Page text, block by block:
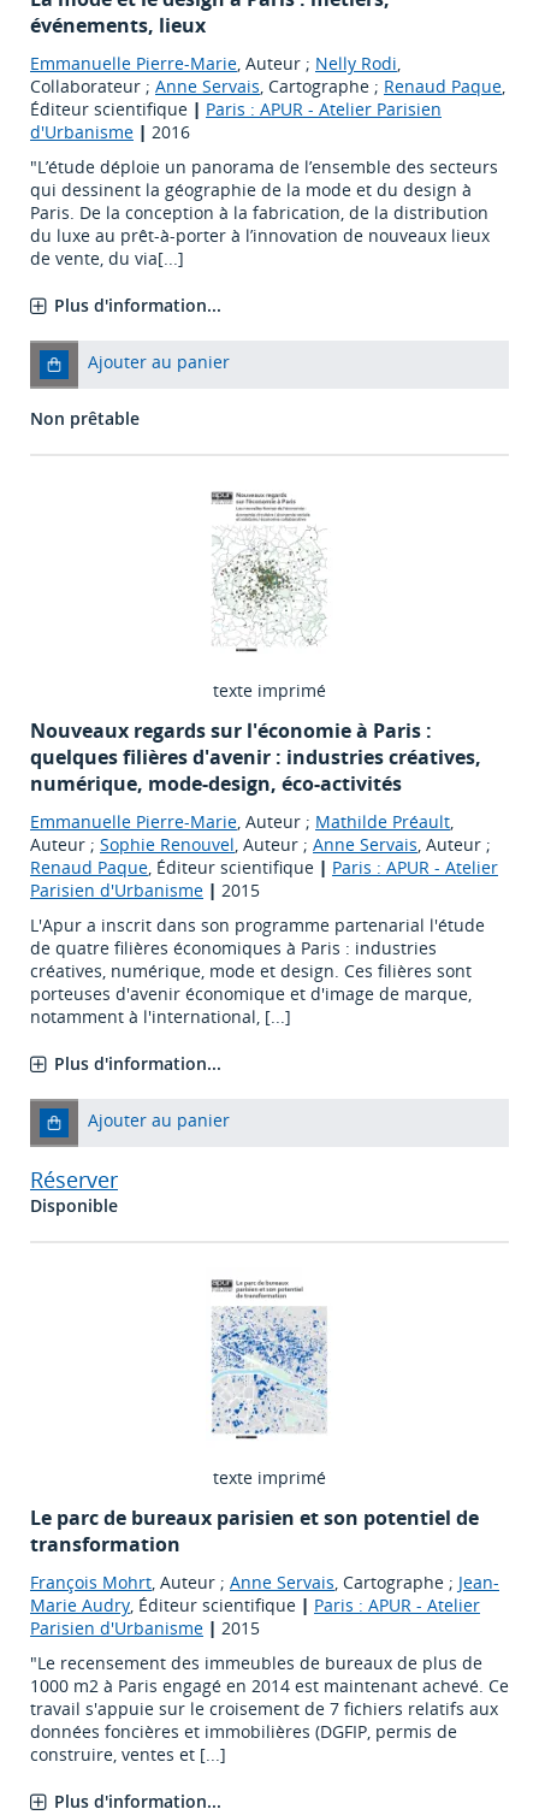
événements, lieux
Emmanuelle Pierre-Marie, Auteur ; Nelly Rodi,
Collaborateur ; Anne Servais, Cartographe ; Renaud Paque,
Éditeur scientifique | Paris : APUR - Atelier Parisien
d'Urbanisme | 2016
"L’étude déploie un panorama de l’ensemble des secteurs
qui dessinent la géographie de la mode et du design à
Paris. De la conception à la fabrication, de la distribution
du luxe au prêt-à-porter à l’innovation de nouveaux lieux
de vente, du via[...]
Plus d'information...
Ajouter au panier
Non prêtable
texte imprimé
Nouveaux regards sur l'économie à Paris :
quelques filières d'avenir : industries créatives,
numérique, mode-design, éco-activités
Emmanuelle Pierre-Marie, Auteur ; Mathilde Préault,
Auteur ; Sophie Renouvel, Auteur ; Anne Servais, Auteur ;
Renaud Paque, Éditeur scientifique | Paris : APUR - Atelier
Parisien d'Urbanisme | 2015
L'Apur a inscrit dans son programme partenarial l'étude
de quatre filières économiques à Paris : industries
créatives, numérique, mode et design. Ces filières sont
porteuses d'avenir économique et d'image de marque,
notamment à l'international, [...]
Plus d'information...
Ajouter au panier
Réserver
Disponible
texte imprimé
Le parc de bureaux parisien et son potentiel de
transformation
François Mohrt, Auteur ; Anne Servais, Cartographe ; Jean-
Marie Audry, Éditeur scientifique | Paris : APUR - Atelier
Parisien d'Urbanisme | 2015
"Le recensement des immeubles de bureaux de plus de
1000 m2 à Paris engagé en 2014 est maintenant achevé. Ce
travail s'appuie sur le croisement de 7 fichiers relatifs aux
données foncières et immobilières (DGFIP, permis de
construire, ventes et [...]
Plus d'information...